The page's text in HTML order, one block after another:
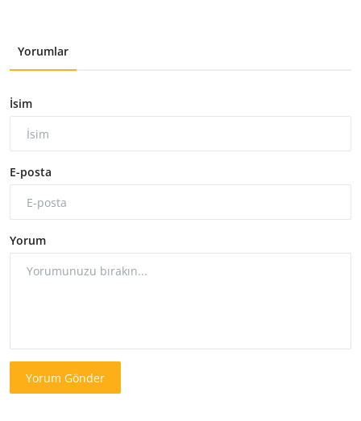
Yorumlar
İsim
E-posta
Yorum
Yorum Gönder